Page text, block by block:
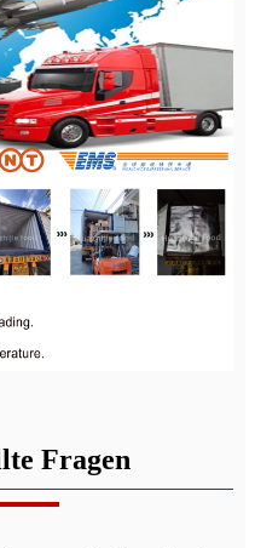
Fragen